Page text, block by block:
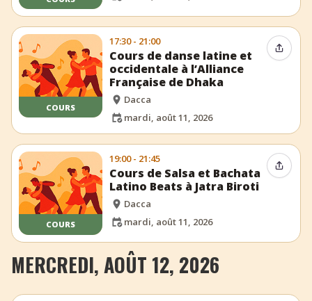
COURS
17:30 - 21:00
Cours de danse latine et
occidentale à l’Alliance
Française de Dhaka
Dacca
mardi, août 11, 2026
COURS
19:00 - 21:45
Cours de Salsa et Bachata
Latino Beats à Jatra Biroti
Dacca
mardi, août 11, 2026
MERCREDI, AOÛT 12, 2026